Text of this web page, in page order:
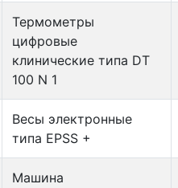
Термометры
цифровые
клинические типа DT
100 N 1
Весы электронные
типа EPSS +
Машина